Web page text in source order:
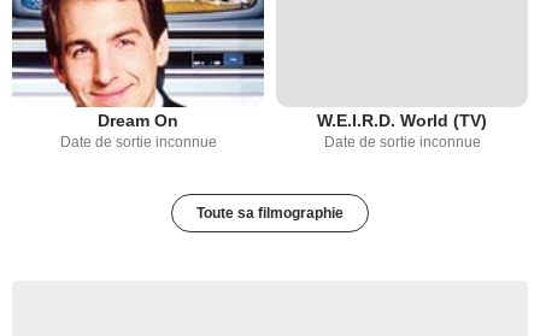
Dream On
Date de sortie inconnue
W.E.I.R.D. World (TV)
Date de sortie inconnue
Toute sa filmographie